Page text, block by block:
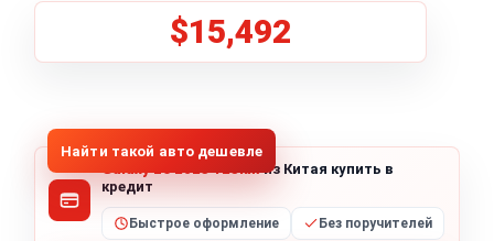
$15,492
Найти такой авто дешевле
Galaxy L6 2023 125kmиз Китая купить в
кредит
Быстрое оформление Без поручителей